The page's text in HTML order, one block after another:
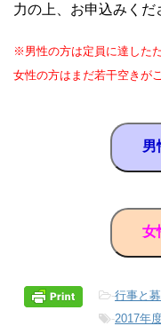
力の上、お申込みくだ
※男性の方は定員に達した
女性の方はまだ若干空きが
男
女
-行事と
-2017年